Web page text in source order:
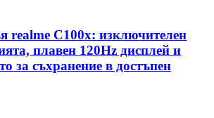
realme C100x: изключителен
плавен 120Hz дисплей и
за съхранение в достъпен